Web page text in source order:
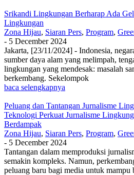
Srikandi Lingkungan Berharap Ada
Lingkungan
Zona Hijau, Siaran Pers, Program,
- 5 December 2024
Jakarta, [23/11/2024] - Indonesia,
sumber daya alam yang melimpah,
lingkungan yang mendesak: masalah
berkembang. Sekelompok
baca selengkapnya
Peluang dan Tantangan Jurnalisme
Teknologi Perkuat Jurnalisme
Berdampak
Zona Hijau, Siaran Pers, Program,
- 5 December 2024
Tantangan dalam memproduksi
semakin kompleks. Namun,
peluang baru bagi media untuk